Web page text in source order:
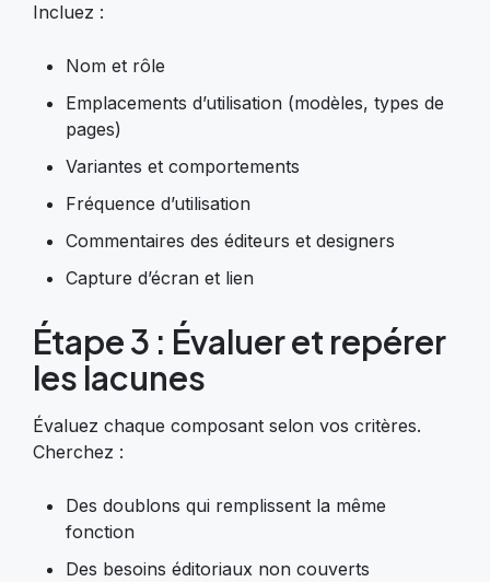
Incluez :
Nom et rôle
Emplacements d’utilisation (modèles, types de
pages)
Variantes et comportements
Fréquence d’utilisation
Commentaires des éditeurs et designers
Capture d’écran et lien
Étape 3 : Évaluer et repérer
les lacunes
Évaluez chaque composant selon vos critères.
Cherchez :
Des doublons qui remplissent la même
fonction
Des besoins éditoriaux non couverts